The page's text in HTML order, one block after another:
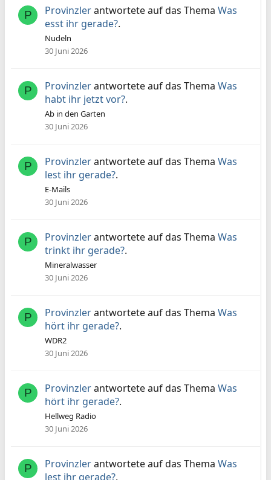
P Provinzlerantwortete auf das Thema Was
esst ihr gerade?.
Nudeln
30 Juni 2026
P Provinzlerantwortete auf das Thema Was
habt ihr jetzt vor?.
Ab in den Garten
30 Juni 2026
P Provinzlerantwortete auf das Thema Was
lest ihr gerade?.
E-Mails
30 Juni 2026
P Provinzlerantwortete auf das Thema Was
trinkt ihr gerade?.
Mineralwasser
30 Juni 2026
P Provinzlerantwortete auf das Thema Was
hört ihr gerade?.
WDR2
30 Juni 2026
P Provinzlerantwortete auf das Thema Was
hört ihr gerade?.
Hellweg Radio
30 Juni 2026
P Provinzlerantwortete auf das Thema Was
lest ihr gerade?.